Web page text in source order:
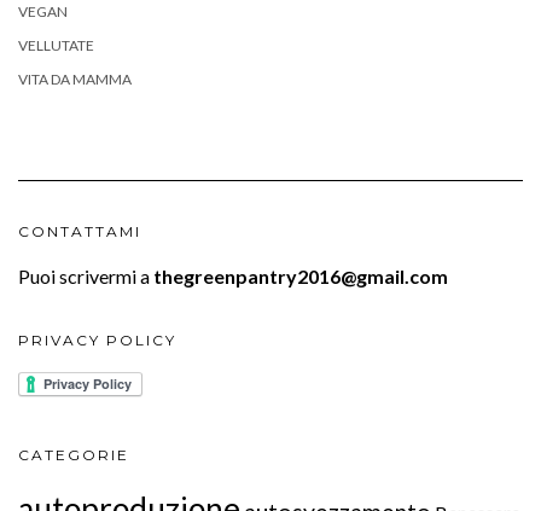
VEGAN
VELLUTATE
VITA DA MAMMA
CONTATTAMI
Puoi scrivermi a thegreenpantry2016@gmail.com
PRIVACY POLICY
CATEGORIE